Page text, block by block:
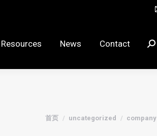
News Contact
搜
您在这里：
首页 uncategorized company